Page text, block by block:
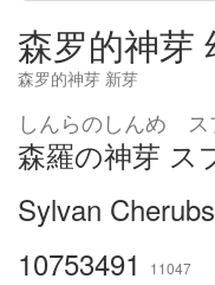
森罗的神芽
森罗的神芽 新芽
しんらのしんめ ス
森羅の神芽 ス
Sylvan
10753491
11047